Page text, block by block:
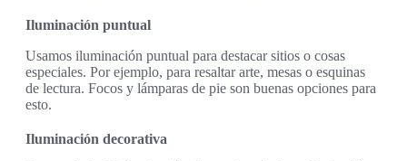
Iluminación puntual
Usamos iluminación puntual para destacar sitios o cosas
especiales. Por ejemplo, para resaltar arte, mesas o esquinas
de lectura. Focos y lámparas de pie son buenas opciones para
esto.
Iluminación decorativa